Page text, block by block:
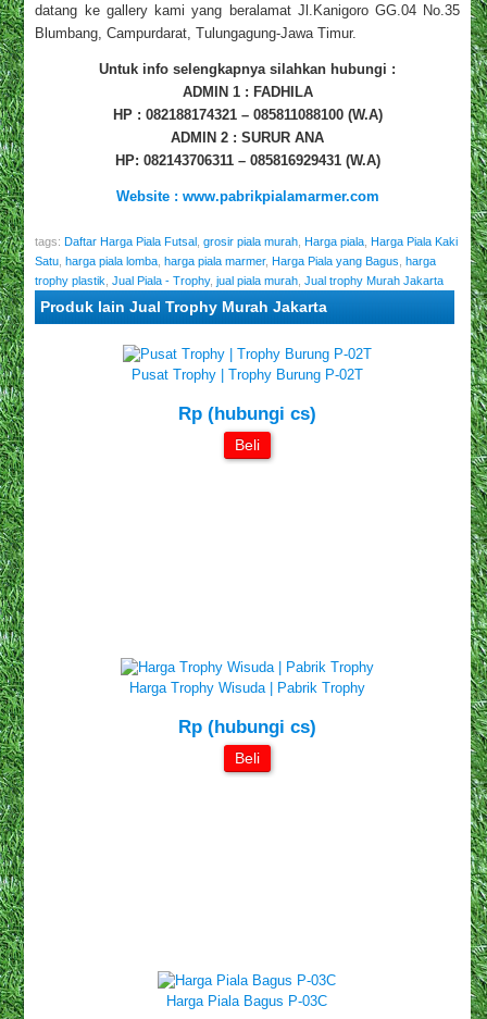
datang ke gallery kami yang beralamat Jl.Kanigoro GG.04 No.35
Blumbang, Campurdarat, Tulungagung-Jawa Timur.
Untuk info selengkapnya silahkan hubungi :
ADMIN 1 : FADHILA
HP : 082188174321 – 085811088100 (W.A)
ADMIN 2 : SURUR ANA
HP: 082143706311 – 085816929431 (W.A)
Website : www.pabrikpialamarmer.com
tags:Daftar Harga Piala Futsal ,grosir piala murah ,Harga piala ,Harga Piala Kaki
Satu ,harga piala lomba ,harga piala marmer,Harga Piala yang Bagus ,harga
trophy plastik ,Jual Piala - Trophy,jual piala murah ,Jual trophy Murah Jakarta
Produk lain Jual Trophy Murah Jakarta
Pusat Trophy | Trophy Burung P-02T
Rp (hubungi cs)
Beli
Harga Trophy Wisuda | Pabrik Trophy
Rp (hubungi cs)
Beli
Harga Piala Bagus P-03C